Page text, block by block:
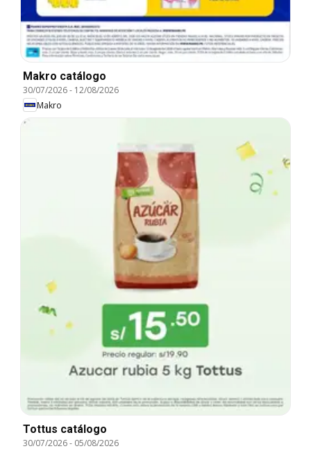
Makro catálogo
30/07/2026- 12/08/2026
Makro
Tottus catálogo
30/07/2026- 05/08/2026